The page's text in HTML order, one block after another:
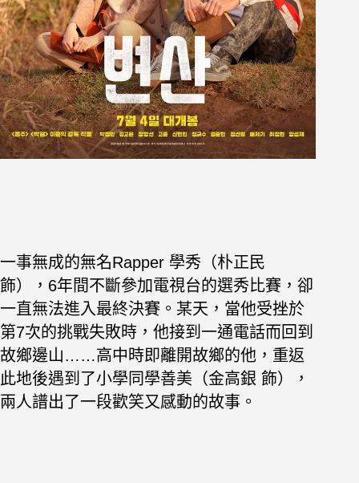
一事無成的無名Rapper 學秀（朴正民
飾），6年間不斷參加電視台的選秀比賽，卻
一直無法進入最終決賽。某天，當他受挫於
第7次的挑戰失敗時，他接到一通電話而回到
故鄉邊山……高中時即離開故鄉的他，重返
此地後遇到了小學同學善美（金高銀 飾），
兩人譜出了一段歡笑又感動的故事。